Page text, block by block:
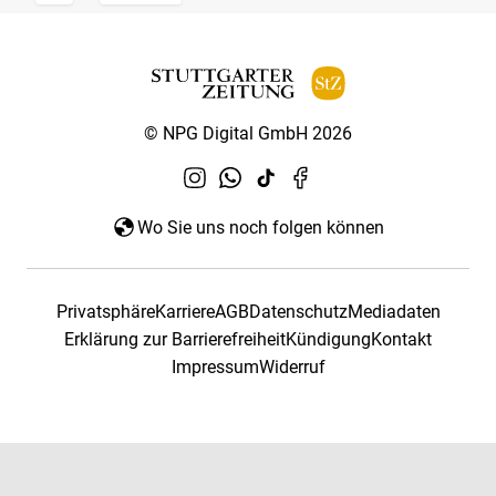
© NPG Digital GmbH 2026
Wo Sie uns noch folgen können
PrivatsphäreKarriereAGBDatenschutzMediadaten
Erklärung zur BarrierefreiheitKündigungKontakt
ImpressumWiderruf